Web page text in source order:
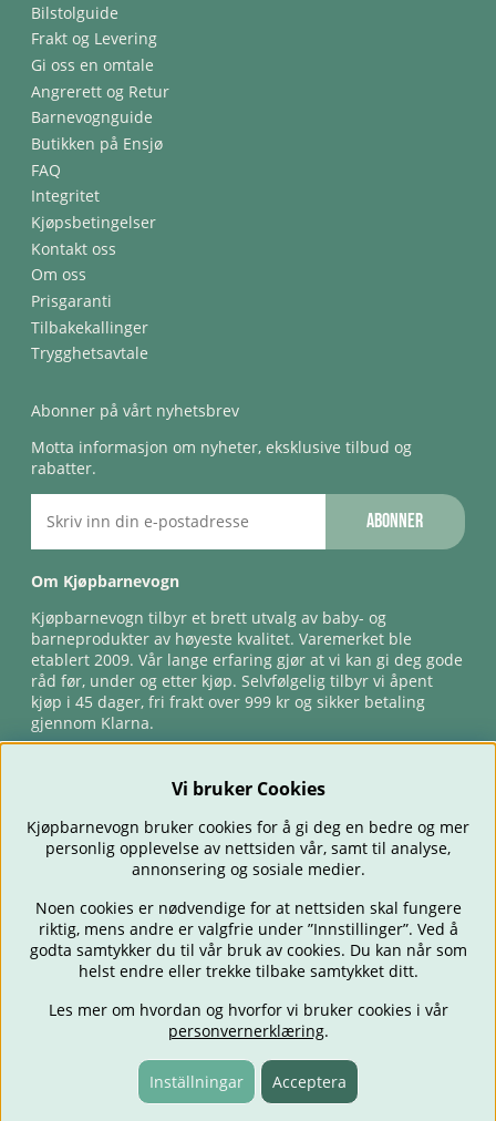
Fraktfritt fra 999 kr
Bilstolguide
Frakt og Levering
Gi oss en omtale
Angrerett og Retur
Barnevognguide
Butikken på Ensjø
FAQ
Integritet
Kjøpsbetingelser
Kontakt oss
Om oss
Prisgaranti
Tilbakekallinger
Trygghetsavtale
Abonner på vårt nyhetsbrev
Motta informasjon om nyheter, eksklusive tilbud og
rabatter.
Abonner
Om Kjøpbarnevogn
Kjøpbarnevogn tilbyr et brett utvalg av baby- og
barneprodukter av høyeste kvalitet. Varemerket ble
etablert 2009. Vår lange erfaring gjør at vi kan gi deg gode
råd før, under og etter kjøp. Selvfølgelig tilbyr vi åpent
kjøp i 45 dager, fri frakt over 999 kr og sikker betaling
gjennom Klarna.
BARNEVOGNER BILSTOLER BABY SPISE & MATE
REISE
FORELDRE
BARNEROMMET LEKER TILBUD
OUTLET
GAVETIPS
Vi bruker Cookies
Kjøpbarnevogn bruker cookies for å gi deg en bedre og mer
personlig opplevelse av nettsiden vår, samt til analyse,
annonsering og sosiale medier.
Noen cookies er nødvendige for at nettsiden skal fungere
riktig, mens andre er valgfrie under ”Innstillinger”. Ved å
godta samtykker du til vår bruk av cookies. Du kan når som
helst endre eller trekke tilbake samtykket ditt.
Les mer om hvordan og hvorfor vi bruker cookies i vår
personvernerklæring.
Inställningar Acceptera